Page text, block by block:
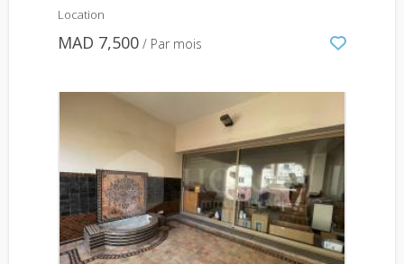
Location
MAD 7,500 / Par mois